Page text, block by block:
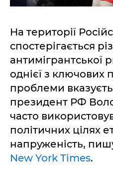
На території
спостерігається
антимігрантської
однієї з ключових
проблеми
президент РФ
часто
політичних цілях
напруженість,
New York Times.